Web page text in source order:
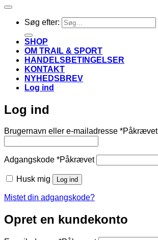
Søg efter:
SHOP
OM TRAIL & SPORT
HANDELSBETINGELSER
KONTAKT
NYHEDSBREV
Log ind
Log ind
Brugernavn eller e-mailadresse *Påkrævet
Adgangskode *Påkrævet
Husk mig Log ind
Mistet din adgangskode?
Opret en kundekonto